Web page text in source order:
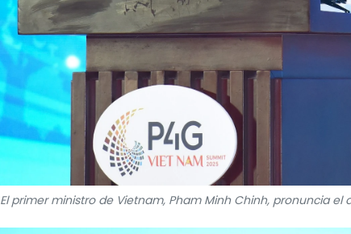
El primer ministro de Vietnam, Pham Minh Chinh, pronuncia el